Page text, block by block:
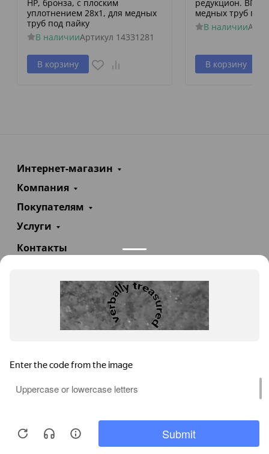
НР, бронза, с плоским
уплотнением 28x1, для медных
труб под пайку
В наличииАртикул 14331281
В корзину
редукцион. ВПр-
медных труб
В наличии
В корзину
Интернет-магазин
Компания
Покупателям
Услуги
Контакты
info@teploexpert.com
Пн—Сб 09:00 – 18:00
TeploExpert.com © 2008 - 2026 Оборудование для
систем отопления, водоснабжения, канализации